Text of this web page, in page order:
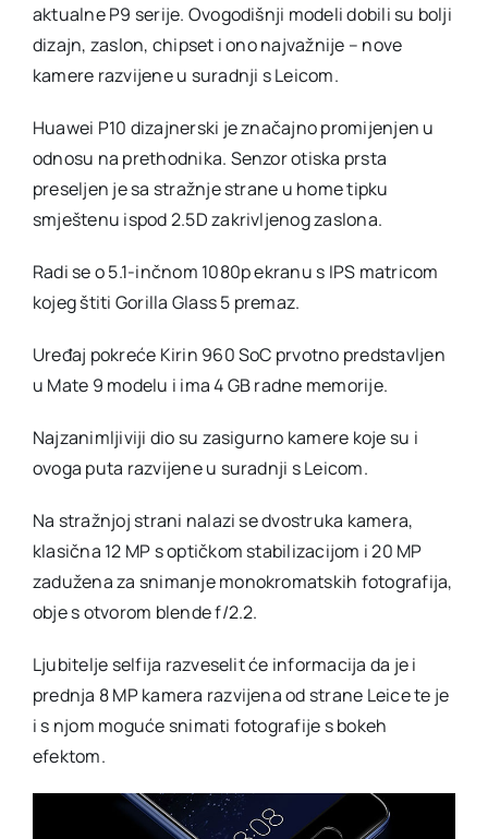
će
aktualne P9 serije. Ovogodišnji modeli dobili su bolji
dizajn, zaslon, chipset i ono najvažnije – nove
kamere razvijene u suradnji s Leicom.
Huawei P10 dizajnerski je značajno promijenjen u
odnosu na prethodnika. Senzor otiska prsta
preseljen je sa stražnje strane u home tipku
smještenu ispod 2.5D zakrivljenog zaslona.
Radi se o 5.1-inčnom 1080p ekranu s IPS matricom
kojeg štiti Gorilla Glass 5 premaz.
Uređaj pokreće Kirin 960 SoC prvotno predstavljen
u Mate 9 modelu i ima 4 GB radne memorije.
Najzanimljiviji dio su zasigurno kamere koje su i
ovoga puta razvijene u suradnji s Leicom.
Na stražnjoj strani nalazi se dvostruka kamera,
klasična 12 MP s optičkom stabilizacijom i 20 MP
zadužena za snimanje monokromatskih fotografija,
obje s otvorom blende f/2.2.
Ljubitelje selfija razveselit će informacija da je i
prednja 8 MP kamera razvijena od strane Leice te je
i s njom moguće snimati fotografije s bokeh
efektom.